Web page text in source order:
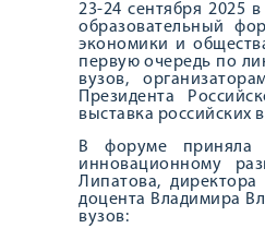
23-24 сентября 2025
образовательный
экономики и
первую очередь по
вузов,
Президента
выставка российских
В форуме приняла
инновационному
Липатова,
доцента Владимира
вузов: